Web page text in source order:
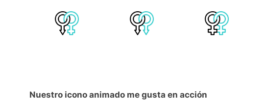
Nuestro icono animado me gusta en acción